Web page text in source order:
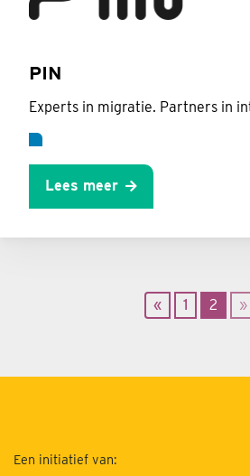
PIN
Experts in migratie. Partners in
Lees meer
« 1 2 »
Een initiatief van: